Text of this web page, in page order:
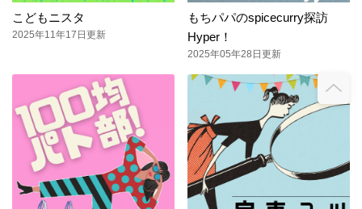
こどもニスタ
2025年11年17日更新
もちパパのspicecurry探訪
Hyper！
2025年05年28日更新